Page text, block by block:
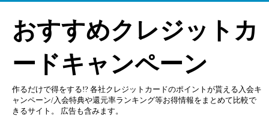
おすすめクレジットカ
ードキャンペーン
作るだけで得をする!? 各社クレジットカードのポイントが貰える入会キ
ャンペーン/入会特典や還元率ランキング等お得情報をまとめて比較で
きるサイト。 広告も含みます。